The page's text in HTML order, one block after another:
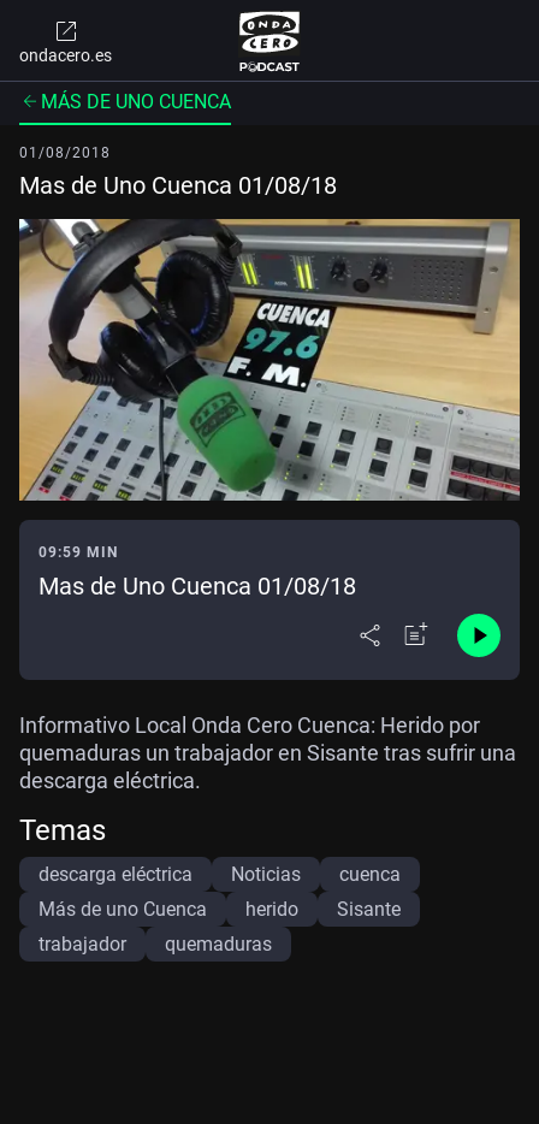
ondacero.es
MÁS DE UNO CUENCA
01/08/2018
Mas de Uno Cuenca 01/08/18
09:59 MIN
Mas de Uno Cuenca 01/08/18
Informativo Local Onda Cero Cuenca: Herido por
quemaduras un trabajador en Sisante tras sufrir una
descarga eléctrica.
Temas
descarga eléctrica Noticias
cuenca
Más de uno Cuenca
herido
Sisante
trabajador
quemaduras